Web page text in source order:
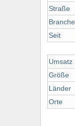
Straße
Branche
Seit
Umsatz
Größe
Länder
Orte